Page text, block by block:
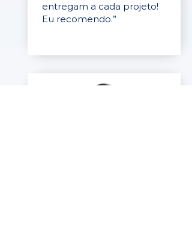
entregam a cada projeto!
Eu recomendo.”